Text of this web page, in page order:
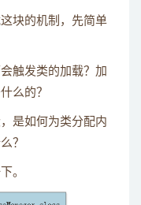
块的机制，先简单
触发类的加载？加
么的？
是如何为类分配内
？
。